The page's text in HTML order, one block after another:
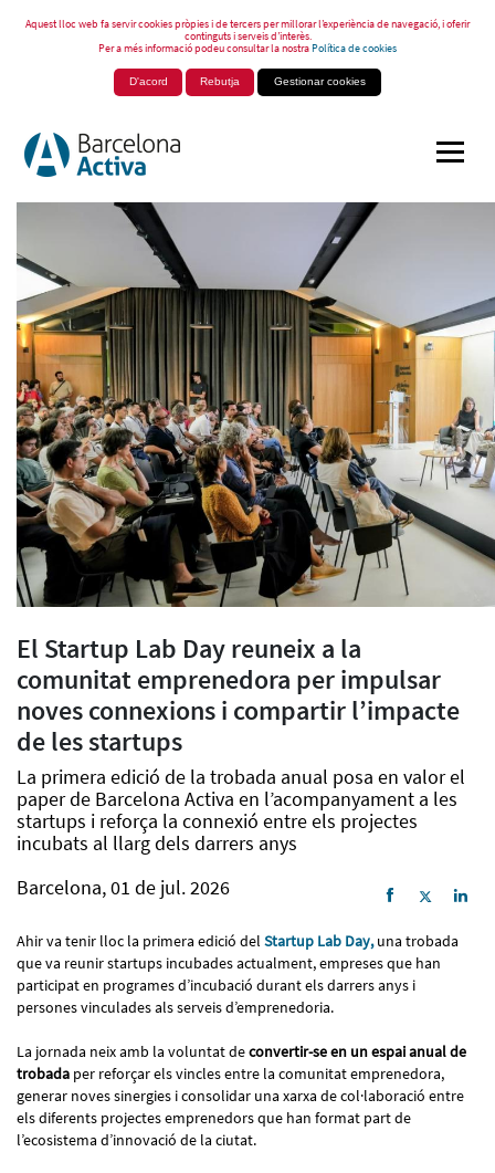
Aquest lloc web fa servir cookies pròpies i de tercers per millorar l’experiència de navegació, i oferir
continguts i serveis d’interès.
Per a més informació podeu consultar la nostraPolítica de cookies
D'acord Rebutja Gestionar cookies
El Startup Lab Day reuneix a la
comunitat emprenedora per impulsar
noves connexions i compartir l’impacte
de les startups
La primera edició de la trobada anual posa en valor el
paper de Barcelona Activa en l’acompanyament a les
startups i reforça la connexió entre els projectes
incubats al llarg dels darrers anys
Barcelona, 01 de jul. 2026
Ahir va tenir lloc la primera edició del Startup Lab Day,una trobada
que va reunir startups incubades actualment, empreses que han
participat en programes d’incubació durant els darrers anys i
persones vinculades als serveis d’emprenedoria.
La jornada neix amb la voluntat deconvertir-se en un espai anual de
trobada per reforçar els vincles entre la comunitat emprenedora,
generar noves sinergies i consolidar una xarxa de col·laboració entre
els diferents projectes emprenedors que han format part de
l’ecosistema d’innovació de la ciutat.